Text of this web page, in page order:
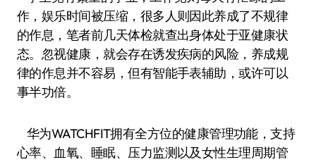
作，娱乐时间被压缩，很多人则因此养成了不规律
的作息，笔者前几天体检就查出身体处于亚健康状
态。忽视健康，就会存在诱发疾病的风险，养成规
律的作息并不容易，但有智能手表辅助，或许可以
事半功倍。
华为WATCHFIT拥有全方位的健康管理功能，支持
心率、血氧、睡眠、压力监测以及女性生理周期管